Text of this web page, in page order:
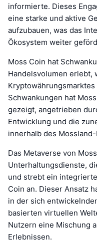
informierte. Dieses
eine starke und aktive
aufzubauen, was das
Ökosystem weiter
Moss Coin hat
Handelsvolumen erlebt,
Schwankungen hat
gezeigt, angetrieben
Entwicklung und die
innerhalb des
Das Metaverse von
Unterhaltungsdienste,
und strebt ein
Coin an. Dieser Ansatz
in der sich
basierten virtuellen
Nutzern eine Mischung
Erlebnissen.